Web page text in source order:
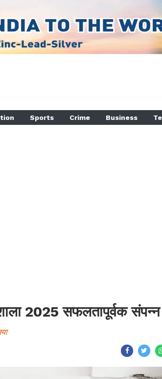
Sports Crime Business
2025 सफलतापूर्वक संपन्न